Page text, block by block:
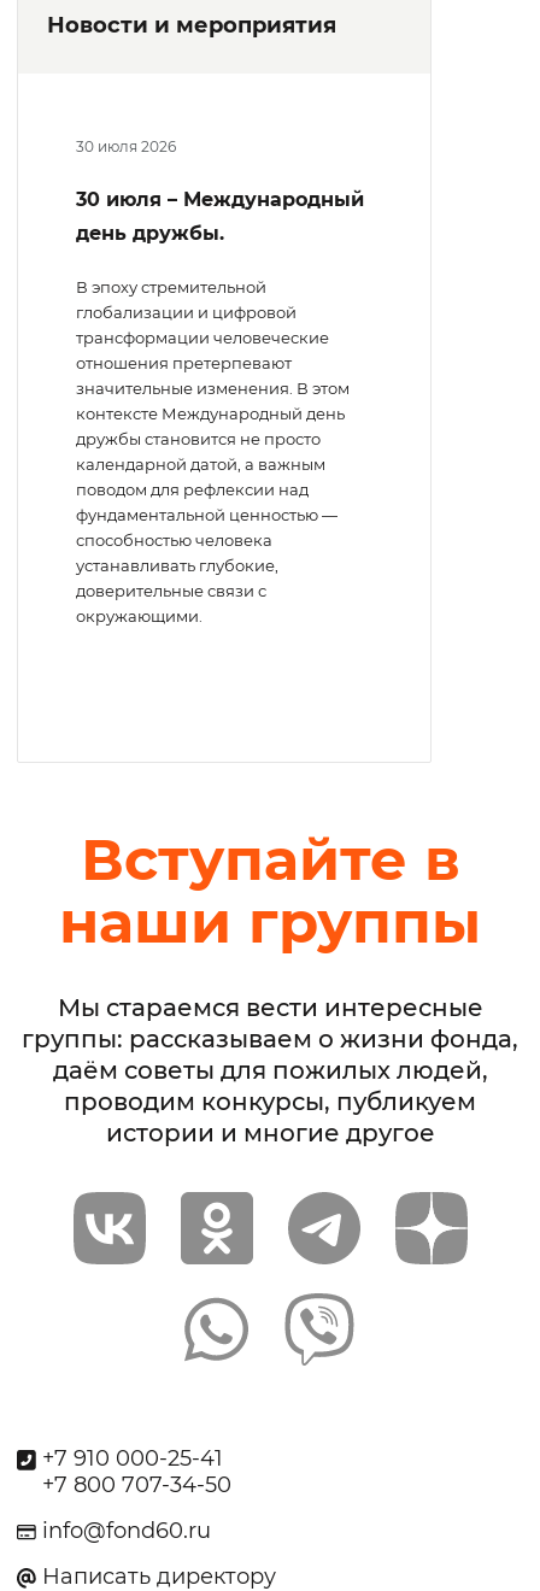
Новости и мероприятия
30 июля 2026
30 июля – Международный
день дружбы.
В эпоху стремительной
глобализации и цифровой
трансформации человеческие
отношения претерпевают
значительные изменения. В этом
контексте Международный день
дружбы становится не просто
календарной датой, а важным
поводом для рефлексии над
фундаментальной ценностью —
способностью человека
устанавливать глубокие,
доверительные связи с
окружающими.
Вступайте в
наши группы
Мы стараемся вести интересные
группы: рассказываем о жизни фонда,
даём советы для пожилых людей,
проводим конкурсы, публикуем
истории и многие другое
+7 910 000-25-41
+7 800 707-34-50
info@fond60.ru
Написать директору